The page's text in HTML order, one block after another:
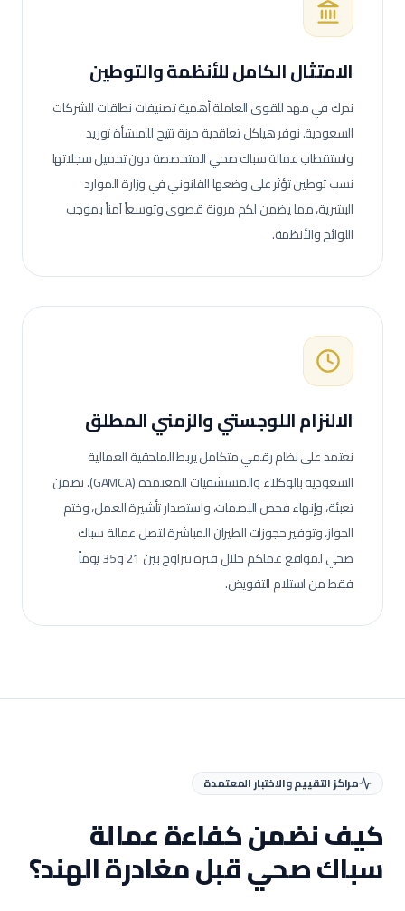
الامتثال الكامل للأنظمة والتوطين
ندرك في مهد للقوى العاملة أهمية تصنيفات نطاقات للشركات
السعودية. نوفر هياكل تعاقدية مرنة تتيح للمنشأة توريد
واستقطاب عمالةسباك صحيالمتخصصة دون تحميل سجلاتها
نسب توطين تؤثر على وضعها القانوني في وزارة الموارد
البشرية، مما يضمن لكم مرونة قصوى وتوسعاً آمناً بموجب
اللوائح والأنظمة.
الالنزام اللوجستي والزمني المطلق
نعتمد على نظام رقمي متكامل يربط الملحقية العمالية
السعودية بالوكلاء والمستشفيات المعتمدة (GAMCA). نضمن
تعبئة، وإنهاء فحص البصمات، واستصدار تأشيرة العمل، وختم
الجواز، وتوفير حجوزات الطيران المباشرة لتصل عمالةسباك
صحي
لمواقع عملكم خلال فترة تتراوح بين 21 و35 يوماً
فقط من استلام التفويض.
مراكز التقييم والاختبار المعتمدة
كيف نضمن كفاءة عمالة
سباك صحيقبل مغادرة الهند؟